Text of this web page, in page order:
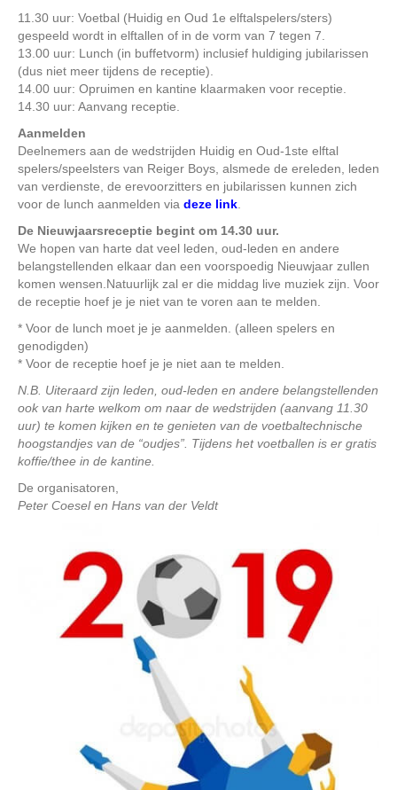
11.30 uur: Voetbal (Huidig en Oud 1e elftalspelers/sters)
gespeeld wordt in elftallen of in de vorm van 7 tegen 7.
13.00 uur: Lunch (in buffetvorm) inclusief huldiging jubilarissen
(dus niet meer tijdens de receptie).
14.00 uur: Opruimen en kantine klaarmaken voor receptie.
14.30 uur: Aanvang receptie.
Aanmelden
Deelnemers aan de wedstrijden Huidig en Oud-1ste elftal
spelers/speelsters van Reiger Boys, alsmede de ereleden, leden
van verdienste, de erevoorzitters en jubilarissen kunnen zich
voor de lunch aanmelden via deze link.
De Nieuwjaarsreceptie begint om 14.30 uur.
We hopen van harte dat veel leden, oud-leden en andere
belangstellenden elkaar dan een voorspoedig Nieuwjaar zullen
komen wensen.Natuurlijk zal er die middag live muziek zijn. Voor
de receptie hoef je je niet van te voren aan te melden.
* Voor de lunch moet je je aanmelden. (alleen spelers en
genodigden)
* Voor de receptie hoef je je niet aan te melden.
N.B. Uiteraard zijn leden, oud-leden en andere belangstellenden
ook van harte welkom om naar de wedstrijden (aanvang 11.30
uur) te komen kijken en te genieten van de voetbaltechnische
hoogstandjes van de “oudjes”. Tijdens het voetballen is er gratis
koffie/thee in de kantine.
De organisatoren,
Peter Coesel en Hans van der Veldt